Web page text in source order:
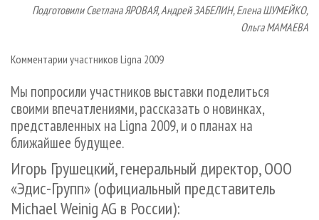
Подготовили Светлана ЯРОВАЯ, Андрей ЗАБЕЛИН, Елена ШУМЕЙКО,
Ольга МАМАЕВА
Комментарии участников Ligna 2009
Мы попросили участников выставки поделиться
своими впечатлениями, рассказать о новинках,
представленных на Ligna 2009, и о планах на
ближайшее будущее.
Игорь Грушецкий, генеральный директор, ООО
«Эдис-Групп» (официальный представитель
Michael Weinig AG в России):